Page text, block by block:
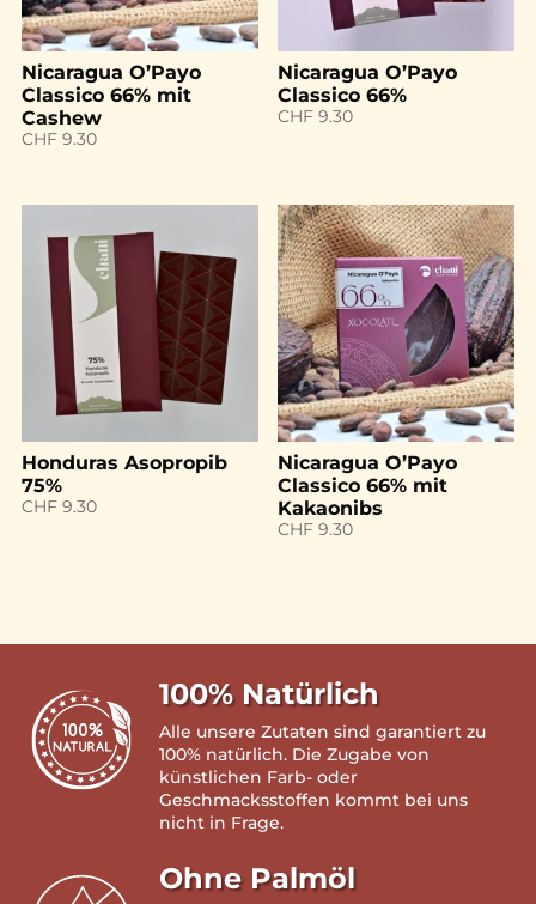
Nicaragua O’Payo
Classico 66% mit
Cashew
CHF9.30
Nicaragua O’Payo
Classico 66%
CHF 9.30
Honduras Asopropib
75%
CHF9.30
Nicaragua O’Payo
Classico 66% mit
Kakaonibs
CHF 9.30
100% Natürlich
Alle unsere Zutaten sind garantiert zu
100% natürlich. Die Zugabe von
künstlichen Farb- oder
Geschmacksstoffen kommt bei uns
nicht in Frage.
Ohne Palmöl